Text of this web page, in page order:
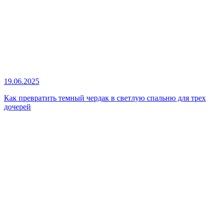
19.06.2025
Как превратить темный чердак в светлую спальню для трех
дочерей